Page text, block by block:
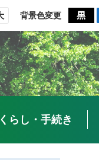
背景色変更
くらし・手続き